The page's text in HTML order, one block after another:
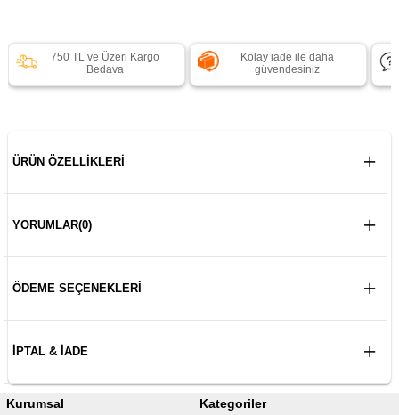
750 TL ve Üzeri Kargo
Bedava
Kolay iade ile daha
güvendesiniz
ÜRÜN ÖZELLIKLERI
YORUMLAR(0)
ÖDEME SEÇENEKLERI
İPTAL & İADE
Kurumsal Kategoriler